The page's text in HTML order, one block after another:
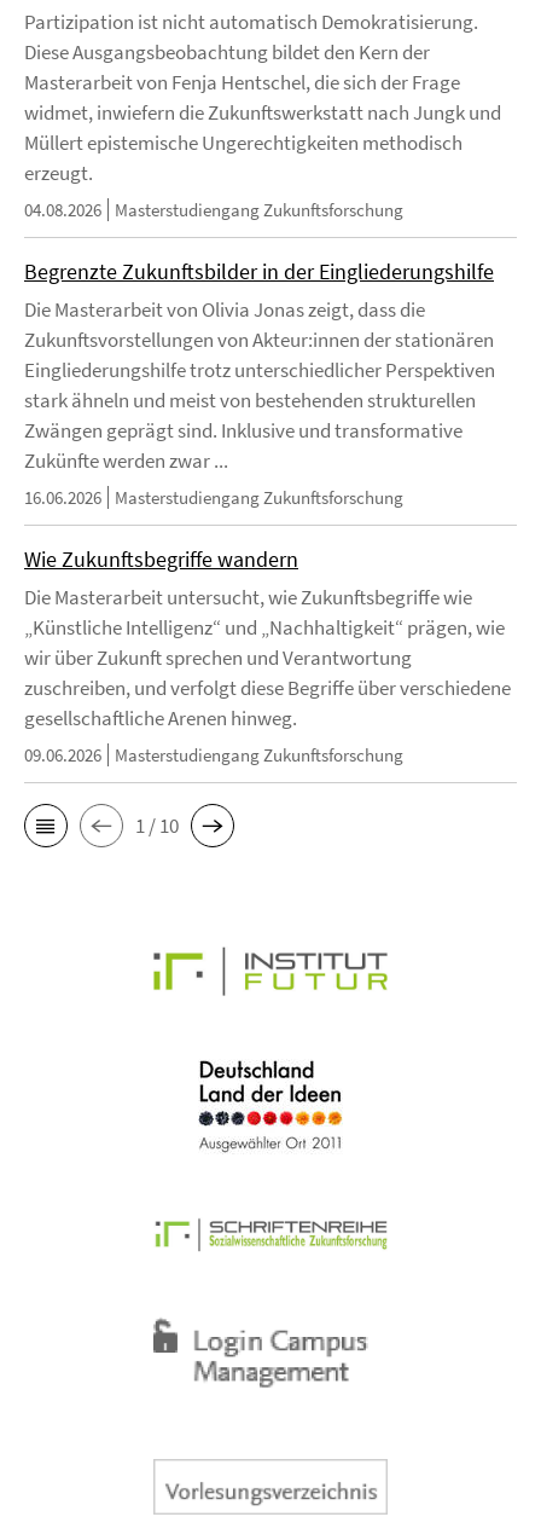
Partizipation ist nicht automatisch Demokratisierung.
Diese Ausgangsbeobachtung bildet den Kern der
Masterarbeit von Fenja Hentschel, die sich der Frage
widmet, inwiefern die Zukunftswerkstatt nach Jungk und
Müllert epistemische Ungerechtigkeiten methodisch
erzeugt.
04.08.2026 Masterstudiengang Zukunftsforschung
Begrenzte Zukunftsbilder in der Eingliederungshilfe
Die Masterarbeit von Olivia Jonas zeigt, dass die
Zukunftsvorstellungen von Akteur:innen der stationären
Eingliederungshilfe trotz unterschiedlicher Perspektiven
stark ähneln und meist von bestehenden strukturellen
Zwängen geprägt sind. Inklusive und transformative
Zukünfte werden zwar ...
16.06.2026 Masterstudiengang Zukunftsforschung
Wie Zukunftsbegriffe wandern
Die Masterarbeit untersucht, wie Zukunftsbegriffe wie
„Künstliche Intelligenz“ und „Nachhaltigkeit“ prägen, wie
wir über Zukunft sprechen und Verantwortung
zuschreiben, und verfolgt diese Begriffe über verschiedene
gesellschaftliche Arenen hinweg.
09.06.2026 Masterstudiengang Zukunftsforschung
1 / 10